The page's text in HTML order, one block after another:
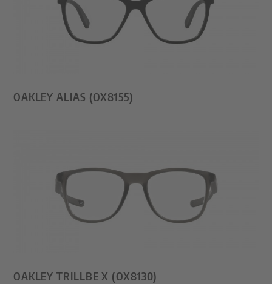
OAKLEY ALIAS (OX8155)
OAKLEY TRILLBE X (OX8130)